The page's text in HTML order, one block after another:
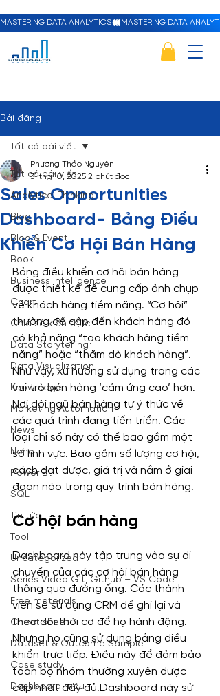
MASTERING DATA ANALYTICS
Bài đăng
Tất cả bài viết
Analytical Thinking
Blog
Blog & Event
Book
Business Intelligence
Chart
Chia sẻ kiến thức
Data Storytelling
Data Visualization
Knowledge
Marketing Automation
News
None
Power BI
SQL
Tin tức
Tool
Uncategorized
Series Video Git, Github – VS Code
Free materials
Cheat sheet
Dataset & Outcome Sample
Case study
Dashboard mẫu
Tất cả bài viết
Sales Opportunities
Dashboard- Bảng Điều
Khiển Cơ Hội Bán Hàng
Phương Thảo Nguyễn
31 thg 10, 2025 2 phút đọc
Bảng điều khiển cơ hội bán hàng
được thiết kế để cung cấp ảnh chụp
về khách hàng tiềm năng. “Cơ hội”
thường đề cập đến khách hàng đó
có khả năng “tạo khách hàng tiềm
năng” hoặc “thăm dò khách hàng”.
Như vậy, xu hướng sử dụng trong các
vai trò bán hàng ‘cảm ứng cao’ hơn.
Nơi đội ngũ bán hàng tự ý thức về
các quá trình đang tiến triển. Các
loại chỉ số này có thể bao gồm một
số lĩnh vực. Bao gồm số lượng cơ hội,
cách đạt được, giá trị và nằm ở giai
đoạn nào trong quy trình bán hàng.
Cơ hội bán hàng
Dashboard này tập trung vào sự di
chuyển của các cơ hội bán hàng
thông qua đường ống. Các thành
viên sẽ sử dụng CRM để ghi lại và
theo dõi thời cơ để họ hành động.
Nhưng họ cũng sử dụng bảng điều
khiển trực tiếp. Điều này để đảm bảo
toàn bộ nhóm thường xuyên được
cập nhật đầy đủ.Dashboard này sử